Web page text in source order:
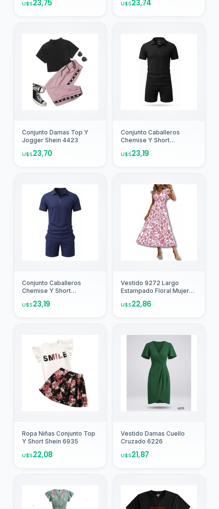
U$S23,75 U$S23,74
Conjunto Damas Top Y
Jogger Shein 4423
U$S23,70
Conjunto Caballeros
Chemise Y Short
U$S23,19
Conjunto Caballeros
Chemise Y Short
U$S23,19
Vestido 9272 Largo
Estampado Floral Mujer
U$S22,86
Ropa Niñas Conjunto Top
Y Short Shein 6935
U$S22,08
Vestido Damas Cuello
Cruzado 6226
U$S21,87